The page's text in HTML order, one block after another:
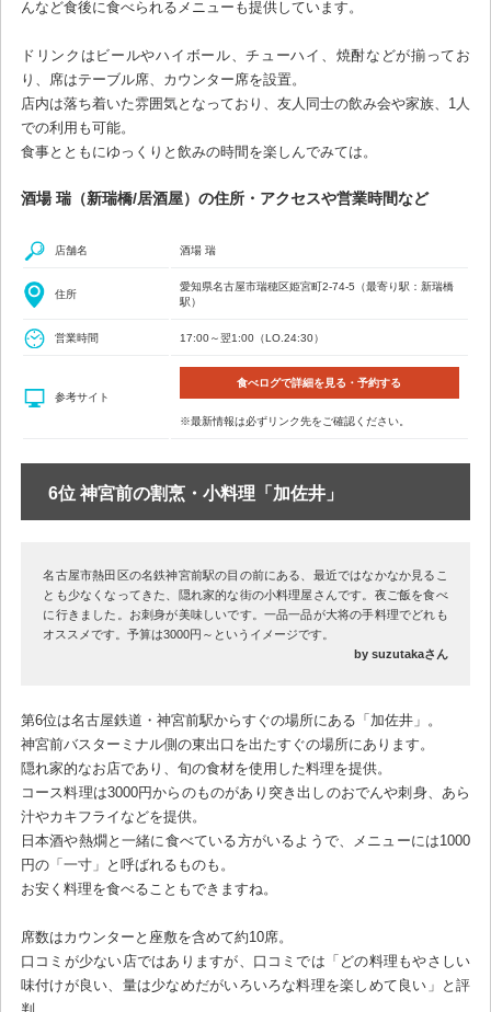
んなど食後に食べられるメニューも提供しています。
ドリンクはビールやハイボール、チューハイ、焼酎などが揃ってお
り、席はテーブル席、カウンター席を設置。
店内は落ち着いた雰囲気となっており、友人同士の飲み会や家族、1人
での利用も可能。
食事とともにゆっくりと飲みの時間を楽しんでみては。
酒場 瑞（新瑞橋/居酒屋）の住所・アクセスや営業時間など
店舗名 酒場 瑞
住所
愛知県名古屋市瑞穂区姫宮町2-74-5（最寄り駅：新瑞橋
駅）
営業時間 17:00～翌1:00（LO.24:30）
参考サイト
食べログで詳細を見る・予約する
※最新情報は必ずリンク先をご確認ください。
6位 神宮前の割烹・小料理「加佐井」
名古屋市熱田区の名鉄神宮前駅の目の前にある、最近ではなかなか見るこ
とも少なくなってきた、隠れ家的な街の小料理屋さんです。夜ご飯を食べ
に行きました。お刺身が美味しいです。一品一品が大将の手料理でどれも
オススメです。予算は3000円～というイメージです。
by suzutakaさん
第6位は名古屋鉄道・神宮前駅からすぐの場所にある「加佐井」。
神宮前バスターミナル側の東出口を出たすぐの場所にあります。
隠れ家的なお店であり、旬の食材を使用した料理を提供。
コース料理は3000円からのものがあり突き出しのおでんや刺身、あら
汁やカキフライなどを提供。
日本酒や熱燗と一緒に食べている方がいるようで、メニューには1000
円の「一寸」と呼ばれるものも。
お安く料理を食べることもできますね。
席数はカウンターと座敷を含めて約10席。
口コミが少ない店ではありますが、口コミでは「どの料理もやさしい
味付けが良い、量は少なめだがいろいろな料理を楽しめて良い」と評